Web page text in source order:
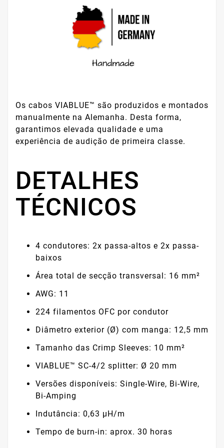
Os cabos VIABLUE™ são produzidos e montados
manualmente na Alemanha. Desta forma,
garantimos elevada qualidade e uma
experiência de audição de primeira classe.
DETALHES
TÉCNICOS
4 condutores: 2x passa-altos e 2x passa-
baixos
Área total de secção transversal: 16 mm²
AWG: 11
224 filamentos OFC por condutor
Diâmetro exterior (Ø) com manga: 12,5 mm
Tamanho das Crimp Sleeves: 10 mm²
VIABLUE™ SC-4/2 splitter: Ø 20 mm
Versões disponíveis: Single-Wire, Bi-Wire,
Bi-Amping
Indutância: 0,63 µH/m
Tempo de burn-in: aprox. 30 horas